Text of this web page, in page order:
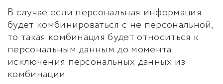
В случае если персональная информация
будет комбинироваться с не персональной,
то такая комбинация будет относиться к
персональным данным до момента
исключения персональных данных из
комбинации.